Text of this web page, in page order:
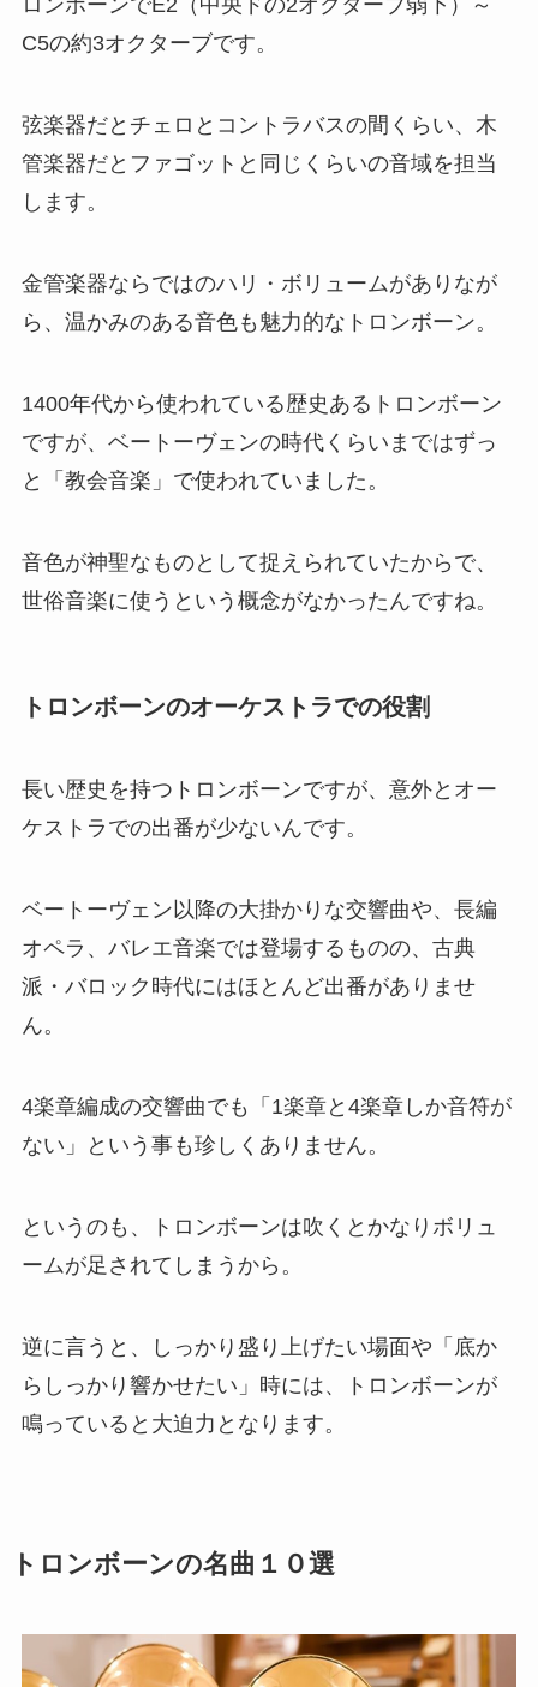
ロンボーンでE2（中央ドの2オクターブ弱下）～
C5の約3オクターブです。
弦楽器だとチェロとコントラバスの間くらい、木
管楽器だとファゴットと同じくらいの音域を担当
します。
金管楽器ならではのハリ・ボリュームがありなが
ら、温かみのある音色も魅力的なトロンボーン。
1400年代から使われている歴史あるトロンボーン
ですが、ベートーヴェンの時代くらいまではずっ
と「教会音楽」で使われていました。
音色が神聖なものとして捉えられていたからで、
世俗音楽に使うという概念がなかったんですね。
トロンボーンのオーケストラでの役割
長い歴史を持つトロンボーンですが、意外とオー
ケストラでの出番が少ないんです。
ベートーヴェン以降の大掛かりな交響曲や、長編
オペラ、バレエ音楽では登場するものの、古典
派・バロック時代にはほとんど出番がありませ
ん。
4楽章編成の交響曲でも「1楽章と4楽章しか音符が
ない」という事も珍しくありません。
というのも、トロンボーンは吹くとかなりボリュ
ームが足されてしまうから。
逆に言うと、しっかり盛り上げたい場面や「底か
らしっかり響かせたい」時には、トロンボーンが
鳴っていると大迫力となります。
トロンボーンの名曲１０選